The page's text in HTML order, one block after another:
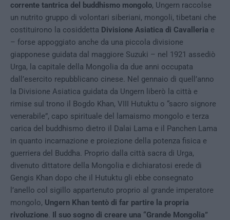
corrente tantrica del buddhismo mongolo, Ungern raccolse
un nutrito gruppo di volontari siberiani, mongoli, tibetani che
costituirono la cosiddetta Divisione Asiatica di Cavalleria e
– forse appoggiato anche da una piccola divisione
giapponese guidata dal maggiore Suzuki – nel 1921 assediò
Urga, la capitale della Mongolia da due anni occupata
dall’esercito repubblicano cinese. Nel gennaio di quell’anno
la Divisione Asiatica guidata da Ungern liberò la città e
rimise sul trono il Bogdo Khan, VIII Hutuktu o “sacro signore
venerabile”, capo spirituale del lamaismo mongolo e terza
carica del buddhismo dietro il Dalai Lama e il Panchen Lama
in quanto incarnazione e proiezione della potenza fisica e
guerriera del Buddha. Proprio dalla città sacra di Urga,
divenuto dittatore della Mongolia e dichiaratosi erede di
Gengis Khan dopo che il Hutuktu gli ebbe consegnato
l’anello col sigillo appartenuto proprio al grande imperatore
mongolo, Ungern Khan tentò di far partire la propria
rivoluzione. Il suo sogno di creare una “Grande Mongolia”